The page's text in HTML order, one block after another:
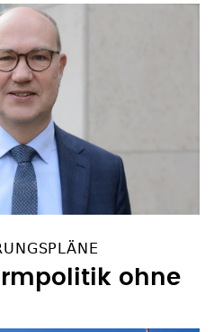
ohne